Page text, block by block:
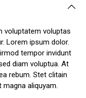
voluptatem voluptas
Lorem ipsum dolor.
tempor invidunt
diam voluptua. At
rebum. Stet clitain
aliquyam.